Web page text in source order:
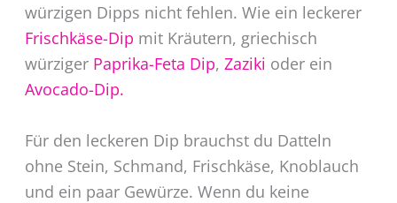
würzigen Dipps nicht fehlen. Wie ein leckerer
Frischkäse-Dip mit Kräutern, griechisch
würzigerPaprika-Feta Dip, Zaziki oder ein
Avocado-Dip.
Für den leckeren Dip brauchst du Datteln
ohne Stein, Schmand, Frischkäse, Knoblauch
und ein paar Gewürze. Wenn du keine